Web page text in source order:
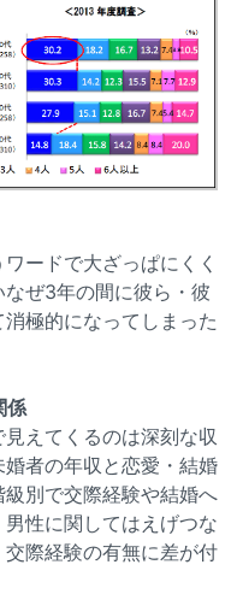
ードで大ざっぱにくく
ぜ3年の間に彼ら・彼
極的になってしまった
係
えてくるのは深刻な収
者の年収と恋愛・結婚
別で交際経験や結婚へ
性に関してはえげつな
際経験の有無に差が付